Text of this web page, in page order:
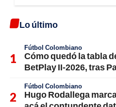
Lo último
Fútbol Colombiano
Cómo quedó la tabla
BetPlay II-2026, tras
Fútbol Colombiano
Hugo Rodallega